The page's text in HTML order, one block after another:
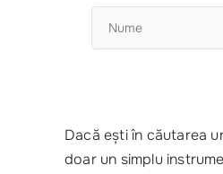
Dacă ești în căutarea
doar un simplu